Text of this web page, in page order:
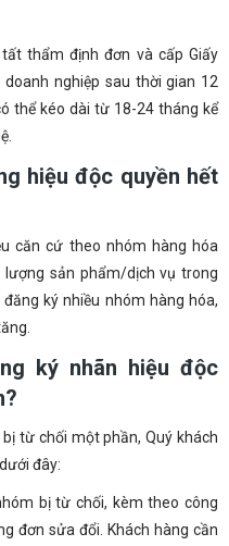
thẩm định đơn và cấp Giấy
nghiệp sau thời gian 12
thể kéo dài từ 18-24 tháng kể
hiệu độc quyền hết
căn cứ theo nhóm hàng hóa
lượng sản phẩm/dịch vụ trong
ký nhiều nhóm hàng hóa,
ký nhãn hiệu độc
từ chối một phần, Quý khách
đây:
bị từ chối, kèm theo công
đơn sửa đổi. Khách hàng cần